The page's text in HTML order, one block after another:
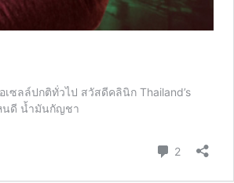
ซลล์ปกติทั่วไป สวัสดีคลินิก Thailand’s
นดี น้ำมันกัญชา
2Comments